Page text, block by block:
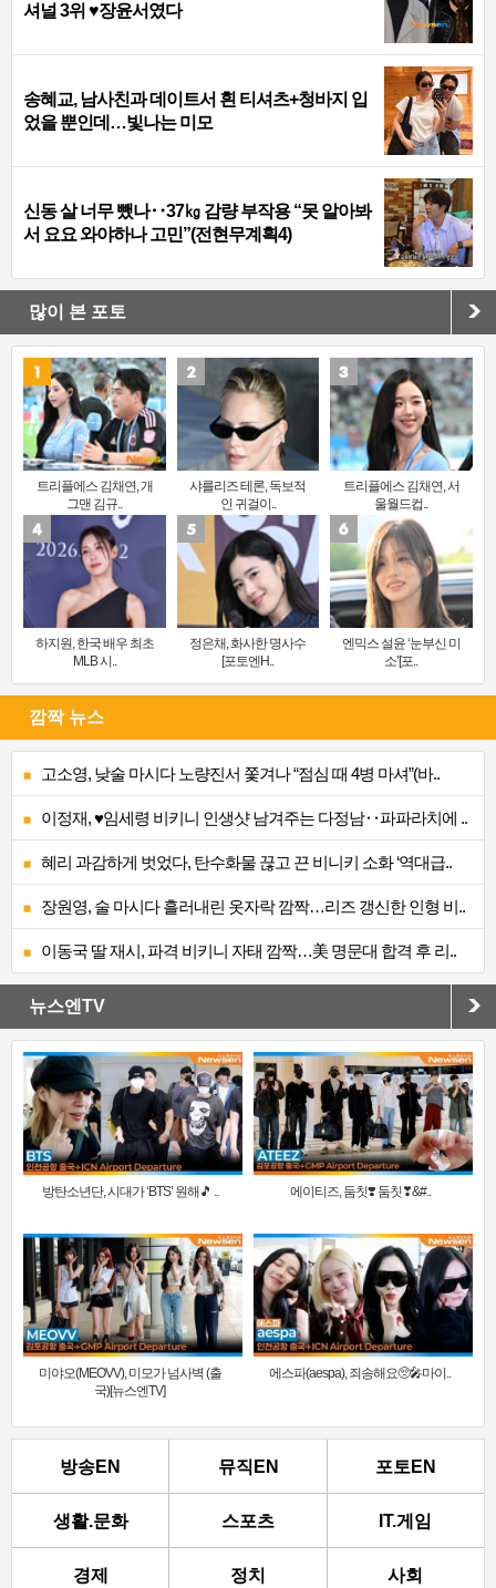
셔널 3위 ♥장윤서였다
송혜교, 남사친과 데이트서 흰 티셔츠+청바지 입
었을 뿐인데…빛나는 미모
신동 살 너무 뺐나‥37㎏ 감량 부작용 “못 알아봐
서 요요 와야하나 고민”(전현무계획4)
많이 본 포토
트리플에스 김채연, 개
그맨 김규..
샤를리즈 테론, 독보적
인 귀걸이..
트리플에스 김채연, 서
울월드컵..
하지원, 한국 배우 최초
MLB 시..
정은채, 화사한 명사수
[포토엔H..
엔믹스 설윤 ‘눈부신 미
소’[포..
깜짝 뉴스
고소영, 낮술 마시다 노량진서 쫓겨나 “점심 때 4병 마셔”(바..
이정재, ♥임세령 비키니 인생샷 남겨주는 다정남‥파파라치에 ..
혜리 과감하게 벗었다, 탄수화물 끊고 끈 비니키 소화 ‘역대급..
장원영, 술 마시다 흘러내린 옷자락 깜짝…리즈 갱신한 인형 비..
이동국 딸 재시, 파격 비키니 자태 깜짝…美 명문대 합격 후 리..
뉴스엔TV
방탄소년단, 시대가 ‘BTS’ 원해🎵 .. 에이티즈, 둠칫❣️ 둠칫❣&#..
미야오(MEOVV), 미모가 넘사벽 (출
국)[뉴스엔TV]
에스파(aespa), 죄송해요🥺🎤마이..
방송EN 뮤직EN 포토EN
생활.문화 스포츠 IT.게임
경제 정치 사회